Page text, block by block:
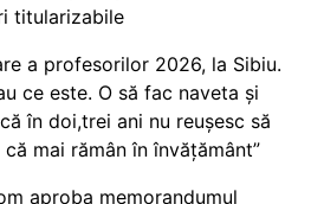
titularizabile
a profesorilor 2026, la Sibiu.
ce este. O să fac naveta și
în doi,trei ani nu reușesc să
mai rămân în învățământ”
aproba memorandumul